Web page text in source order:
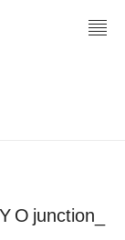
junction_